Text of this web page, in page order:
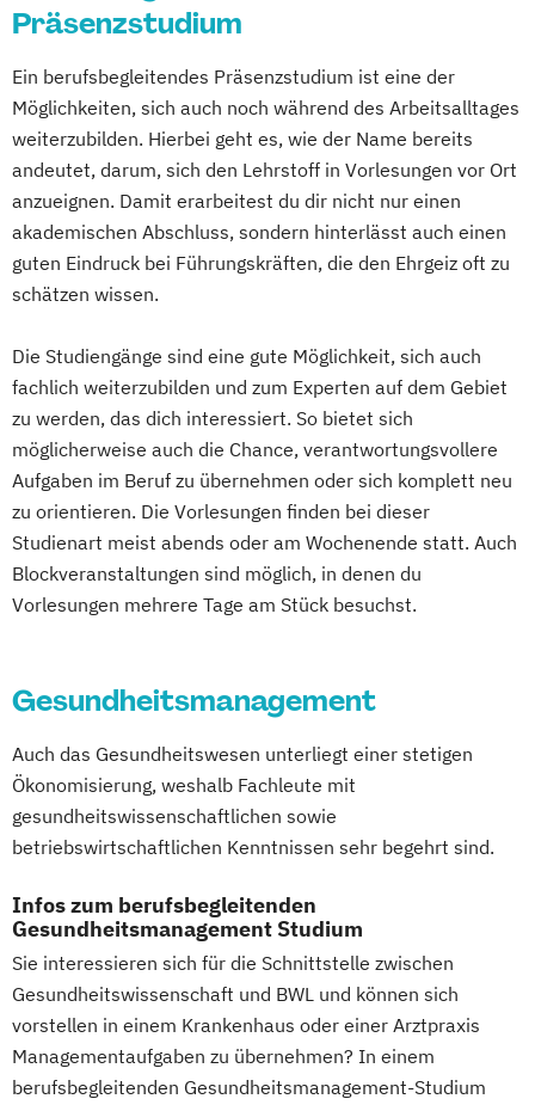
Kommunikation & Eventmanagement
Kommunikationsmanagement
MBA Health Care Management
Management im Gesundheitswesen
Marketing
Master of Business Administration (MBA)
Master’s Program in Exercise Science &
Sports Nutrion (EN)
Online-Marketing & Marketingmanagement
(dual)
Personalmanagement
Prävention & Gesundheitsförderung
Prävention
Sporttherapie und
Gesundheitsmanagement
Public Relations Hochschulzertifikat
Sportvermarktung Sportökonom (FH)
Tourism Consulting
Tourismus Management
Tourismusökonom (FH)
Trainingswissenschaft und Sporternährung
Veranstaltungsökonom (FH)
Wirtschaftspsychologie
Master of Business Administration
Personalmanagement und
Wirtschaftspsychologie
Planung und Koordination in der Sozialen
Arbeit
Rechnungswesen Steuern Wirtschaftsrecht
Sales and Negotiation
Supply Chain Management
Logistics
Production Wirtschaftsinformatik
Wirtschaftsingenieurwesen
Präsenzstudium
Ein berufsbegleitendes Präsenzstudium ist eine der
Möglichkeiten, sich auch noch während des Arbeitsalltages
weiterzubilden. Hierbei geht es, wie der Name bereits
andeutet, darum, sich den Lehrstoff in Vorlesungen vor Ort
anzueignen. Damit erarbeitest du dir nicht nur einen
akademischen Abschluss, sondern hinterlässt auch einen
guten Eindruck bei Führungskräften, die den Ehrgeiz oft zu
schätzen wissen.
Die Studiengänge sind eine gute Möglichkeit, sich auch
fachlich weiterzubilden und zum Experten auf dem Gebiet
zu werden, das dich interessiert. So bietet sich
möglicherweise auch die Chance, verantwortungsvollere
Aufgaben im Beruf zu übernehmen oder sich komplett neu
zu orientieren. Die Vorlesungen finden bei dieser
Studienart meist abends oder am Wochenende statt. Auch
Blockveranstaltungen sind möglich, in denen du
Vorlesungen mehrere Tage am Stück besuchst.
Gesundheitsmanagement
Auch das Gesundheitswesen unterliegt einer stetigen
Ökonomisierung, weshalb Fachleute mit
gesundheitswissenschaftlichen sowie
betriebswirtschaftlichen Kenntnissen sehr begehrt sind.
Infos zum berufsbegleitenden
Gesundheitsmanagement Studium
Sie interessieren sich für die Schnittstelle zwischen
Gesundheitswissenschaft und BWL und können sich
vorstellen in einem Krankenhaus oder einer Arztpraxis
Managementaufgaben zu übernehmen? In einem
berufsbegleitenden Gesundheitsmanagement-Studium